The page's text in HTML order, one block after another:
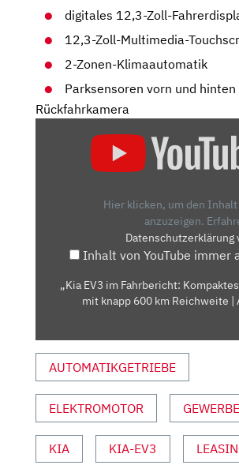
digitales 12,3-Zoll-
12,3-Zoll-Multimedia-
2-Zonen-Klimaautomatik
Parksensoren vorn und
Rückfahrkamera
KOMPAKTES
KNAPP
|
ADAC“
VON
YOUTUBE
Hier klicken, um den Inhalt
anzuzeigen.
Datenschutzerklärung
Inhalt von YouTube immer
„Kia EV3 im Fahrbericht:
mit knapp 600 km Reichweite |
AUTOMATIKGETRIEBE
ELEKTROMOTOR GEWERBE
KIA KIA-EV3